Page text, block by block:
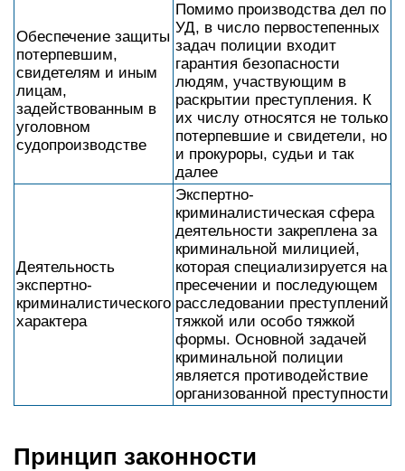
Обеспечение защиты
потерпевшим,
свидетелям и иным
лицам,
задействованным в
уголовном
судопроизводстве
Помимо производства дел по
УД, в число первостепенных
задач полиции входит
гарантия безопасности
людям, участвующим в
раскрытии преступления. К
их числу относятся не только
потерпевшие и свидетели, но
и прокуроры, судьи и так
далее
Деятельность
экспертно-
криминалистического
характера
Экспертно-
криминалистическая сфера
деятельности закреплена за
криминальной милицией,
которая специализируется на
пресечении и последующем
расследовании преступлений
тяжкой или особо тяжкой
формы. Основной задачей
криминальной полиции
является противодействие
организованной преступности
Принцип законности